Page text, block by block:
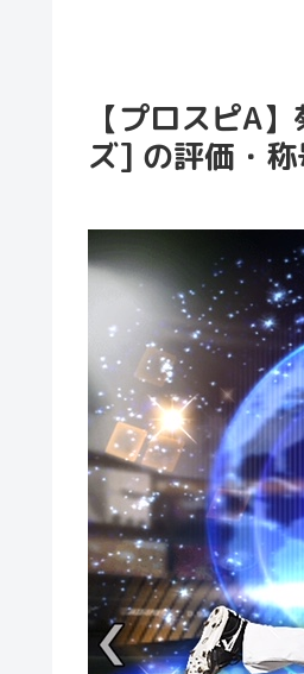
【プロスピA
ズ] の評価・称